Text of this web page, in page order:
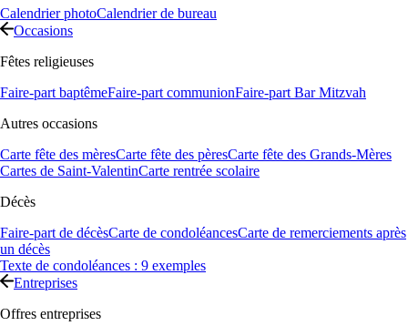
Calendrier photoCalendrier de bureau
Occasions
Fêtes religieuses
Faire-part baptêmeFaire-part communionFaire-part Bar Mitzvah
Autres occasions
Carte fête des mèresCarte fête des pèresCarte fête des Grands-Mères
Cartes de Saint-ValentinCarte rentrée scolaire
Décès
Faire-part de décèsCarte de condoléancesCarte de remerciements après
un décès
Texte de condoléances : 9 exemples
Entreprises
Offres entreprises